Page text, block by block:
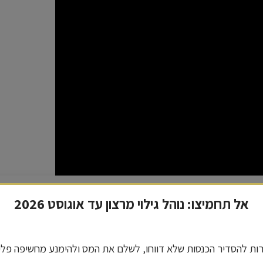
באתר זה נעשה שימוש בעוגיות (Cookies) ובטכנולוגיות דומות, לרבות
אישית של תכנים ושיווק.
שימושך באתר מהווה הסכמה לכך. למידע נוסף ניתן לעיין ב
אל תחמיצו: נוהל גילוי מרצון עד אוגוסט 2026
להסדיר הכנסות שלא דווחו, לשלם את המס ולהימנע מחשיפה